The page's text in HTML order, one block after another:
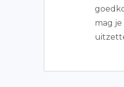
mag